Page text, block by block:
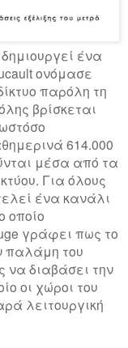
ένα
ονόμασε
παρόλη τη
βρίσκεται
614.000
μέσα από τα
Για όλους
ένα κανάλι
οποίο
γράφει πως το
παλάμη του
να διαβάσει την
οι χώροι του
λειτουργική